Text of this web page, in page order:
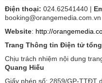
Điện thoại: 024.62541440 |
booking@orangemedia.com.vn
Website: http://
Trang Thông tin Điện tử
Chịu trách nhiệm nội dung
Quang Hiếu
Giấy phép số: 2859/GP-TTĐT